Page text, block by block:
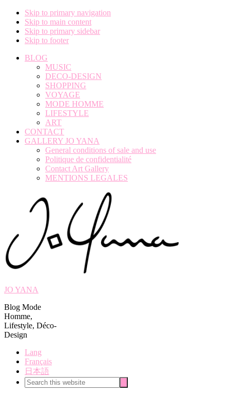
Skip to primary navigation
Skip to main content
Skip to primary sidebar
Skip to footer
BLOG
MUSIC
DECO-DESIGN
SHOPPING
VOYAGE
MODE HOMME
LIFESTYLE
ART
CONTACT
GALLERY JO YANA
General conditions of sale and use
Politique de confidentialité
Contact Art Gallery
MENTIONS LEGALES
JO YANA
Blog Mode
Homme,
Lifestyle, Déco-
Design
Lang
Français
日本語
Search
this